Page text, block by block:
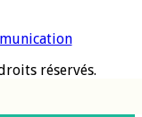
réservés.